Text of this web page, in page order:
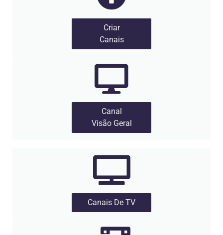
Criar
Canais
Canal
Visão Geral
Canais De TV